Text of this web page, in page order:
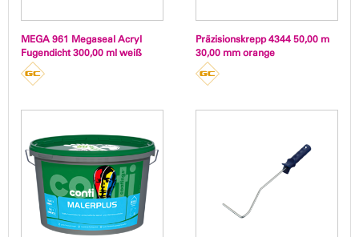
MEGA 961 Megaseal Acryl
Fugendicht 300,00 ml weiß
Präzisionskrepp 4344 50,00 m
30,00 mm orange